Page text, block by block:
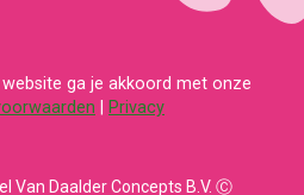
ga je akkoord met onze
Privacy
Van Daalder Concepts B.V. Ⓒ